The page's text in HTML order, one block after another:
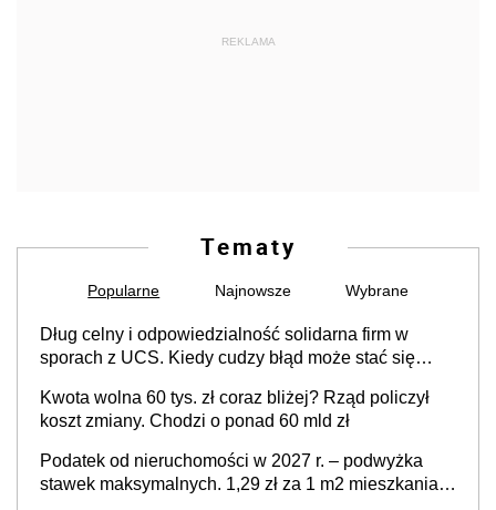
REKLAMA
Tematy
Popularne Najnowsze Wybrane
Dług celny i odpowiedzialność solidarna firm w
sporach z UCS. Kiedy cudzy błąd może stać się
Kwota wolna 60 tys. zł coraz bliżej? Rząd policzył
koszt zmiany. Chodzi o ponad 60 mld zł
Podatek od nieruchomości w 2027 r. – podwyżka
stawek maksymalnych. 1,29 zł za 1 m2 mieszkania,